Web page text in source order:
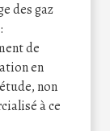
des gaz
de
en
non
à ce